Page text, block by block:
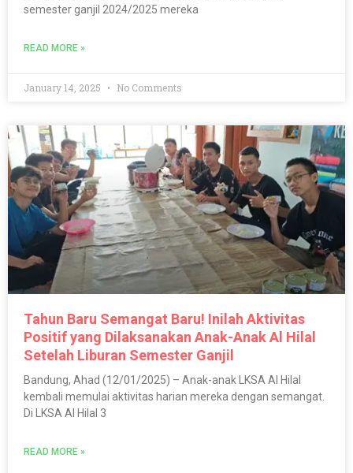
semester ganjil 2024/2025 mereka
READ MORE »
January 14, 2025 No Comments
Tahun Baru Semangat Baru! Inilah Aktivitas
Positif yang Dilaksanakan Anak-Anak Al Hilal
Setelah Liburan Semester Ganjil
Bandung, Ahad (12/01/2025) – Anak-anak LKSA Al Hilal
kembali memulai aktivitas harian mereka dengan semangat.
Di LKSA Al Hilal 3
READ MORE »